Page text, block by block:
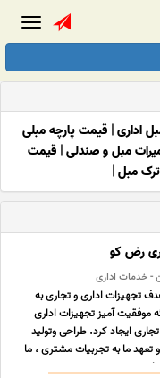
اداری| قیمت پارچه مبلی
مبل و صندلی| قیمت
مبل|
رض کو
- خدمات اداری
تجهیزات اداری و تجاری به
موفقیت آمیز تجهیزات اداری
ایجاد کرد. طراحی وتولید
تعهد ما به تجربیات مشتری ، ما
است.ر ... ...